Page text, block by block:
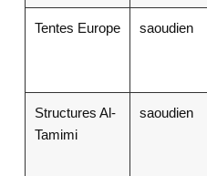
Tentes Europe saoudien
Structures Al-
Tamimi
saoudien